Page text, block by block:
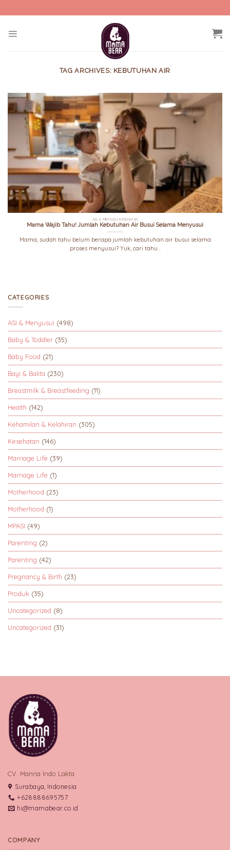
to
TAG ARCHIVES: KEBUTUHAN AIR
ASI & MENYUSUI KESEHATAN
Mama Wajib Tahu! Jumlah Kebutuhan Air Busui Selama Menyusui
Mama, sudah tahu belum berapa jumlah kebutuhan air busui selama
proses menyusui? Yuk, cari tahu...
CATEGORIES
ASI & Menyusui (498)
Baby & Toddler (35)
Baby Food (21)
Bayi & Balita (230)
Breastmilk & Breastfeeding (11)
Health (142)
Kehamilan & Kelahiran (305)
Kesehatan (146)
Marriage Life (39)
Marriage Life (1)
Motherhood (23)
Motherhood (1)
MPASI (49)
Parenting (2)
Parenting (42)
Pregnancy & Birth (23)
Produk (35)
Uncategorized (8)
Uncategorized (31)
CV. Manna Indo Lakta
Surabaya, Indonesia
+628888695757
hi@mamabear.co.id
COMPANY